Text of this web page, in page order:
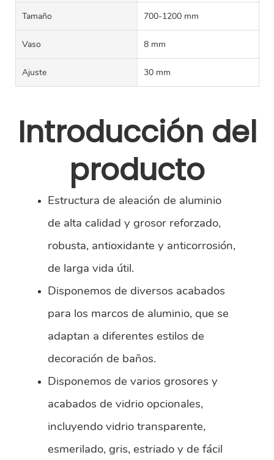
Tamaño 700-1200 mm
Vaso 8 mm
Ajuste 30 mm
Introducción del
producto
Estructura de aleación de aluminio
de alta calidad y grosor reforzado,
robusta, antioxidante y anticorrosión,
de larga vida útil.
Disponemos de diversos acabados
para los marcos de aluminio, que se
adaptan a diferentes estilos de
decoración de baños.
Disponemos de varios grosores y
acabados de vidrio opcionales,
incluyendo vidrio transparente,
esmerilado, gris, estriado y de fácil